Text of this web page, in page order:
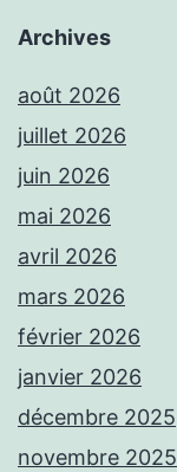
Archives
août 2026
juillet 2026
juin 2026
mai 2026
avril 2026
mars 2026
février 2026
janvier 2026
décembre 2025
novembre 2025